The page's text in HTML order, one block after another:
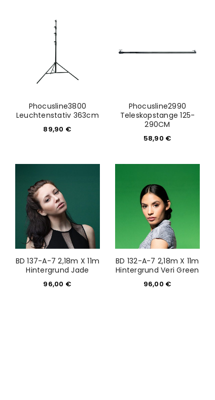
Phocusline3800
Leuchtenstativ 363cm
89,90 €
Phocusline2990
Teleskopstange 125-
290CM
58,90 €
BD 137-A-7 2,18m X 11m
Hintergrund Jade
96,00 €
BD 132-A-7 2,18m X 11m
Hintergrund Veri Green
96,00 €